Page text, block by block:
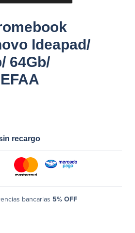
Ideapad/
64Gb/
recargo
bancarias 5% OFF